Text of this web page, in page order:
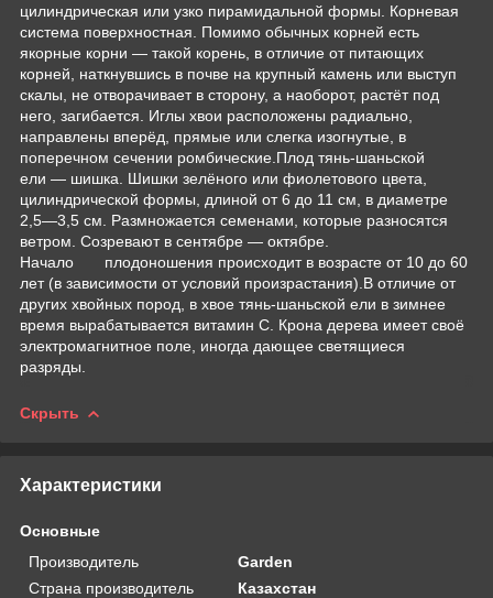
цилиндрическая или узко пирамидальной формы. Корневая
система поверхностная. Помимо обычных корней есть
якорные корни — такой корень, в отличие от питающих
корней, наткнувшись в почве на крупный камень или выступ
скалы, не отворачивает в сторону, а наоборот, растёт под
него, загибается. Иглы хвои расположены радиально,
направлены вперёд, прямые или слегка изогнутые, в
поперечном сечении ромбические. Плод тянь-шаньской
ели — шишка. Шишки зелёного или фиолетового цвета,
цилиндрической формы, длиной от 6 до 11 см, в диаметре
2,5—3,5 см. Размножается семенами, которые разносятся
ветром. Созревают в сентябре — октябре.
Начало плодоношения происходит в возрасте от 10 до 60
лет (в зависимости от условий произрастания). В отличие от
других хвойных пород, в хвое тянь-шаньской ели в зимнее
время вырабатывается витамин С. Крона дерева имеет своё
электромагнитное поле, иногда дающее светящиеся
разряды.
Скрыть
Характеристики
Основные
Производитель
Garden
Страна производитель
Казахстан